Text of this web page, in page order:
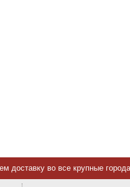
доставку во все крупные